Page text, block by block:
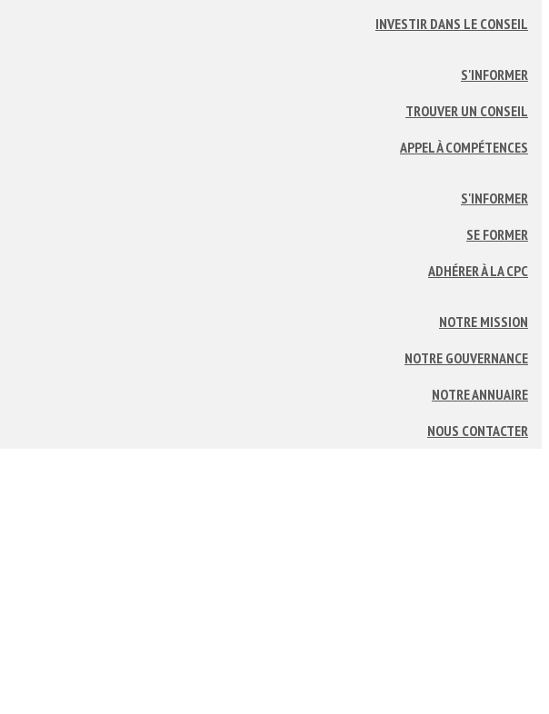
INVESTIR DANS LE CONSEIL
S'INFORMER
TROUVER UN CONSEIL
APPEL À COMPÉTENCES
S'INFORMER
SE FORMER
ADHÉRER À LA CPC
NOTRE MISSION
NOTRE GOUVERNANCE
NOTRE ANNUAIRE
NOUS CONTACTER